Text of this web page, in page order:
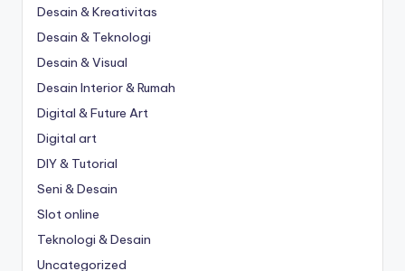
Desain & Kreativitas
Desain & Teknologi
Desain & Visual
Desain Interior & Rumah
Digital & Future Art
Digital art
DIY & Tutorial
Seni & Desain
Slot online
Teknologi & Desain
Uncategorized